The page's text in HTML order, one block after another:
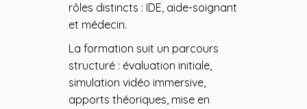
rôles distincts : IDE, aide-soignant
et médecin.
La formation suit un parcours
structuré : évaluation initiale,
simulation vidéo immersive,
apports théoriques, mise en